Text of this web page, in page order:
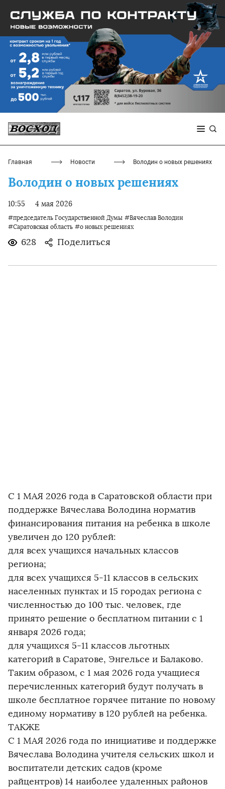
Главная Новости Володин о новых решениях
Володин о новых решениях
10:55 4 мая 2026
#председатель Государственной Думы #Вячеслав Володин
#Саратовская область #о новых решениях
628 Поделиться
С 1 МАЯ 2026 года в Саратовской области при
поддержке Вячеслава Володина норматив
финансирования питания на ребенка в школе
увеличен до 120 рублей:
для всех учащихся начальных классов
региона;
для всех учащихся 5-11 классов в сельских
населенных пунктах и 15 городах региона с
численностью до 100 тыс. человек, где
принято решение о бесплатном питании с 1
января 2026 года;
для учащихся 5-11 классов льготных
категорий в Саратове, Энгельсе и Балаково.
Таким образом, с 1 мая 2026 года учащиеся
перечисленных категорий будут получать в
школе бесплатное горячее питание по новому
единому нормативу в 120 рублей на ребенка.
ТАКЖЕ
С 1 МАЯ 2026 года по инициативе и поддержке
Вячеслава Володина учителя сельских школ и
воспитатели детских садов (кроме
райцентров) 14 наиболее удаленных районов